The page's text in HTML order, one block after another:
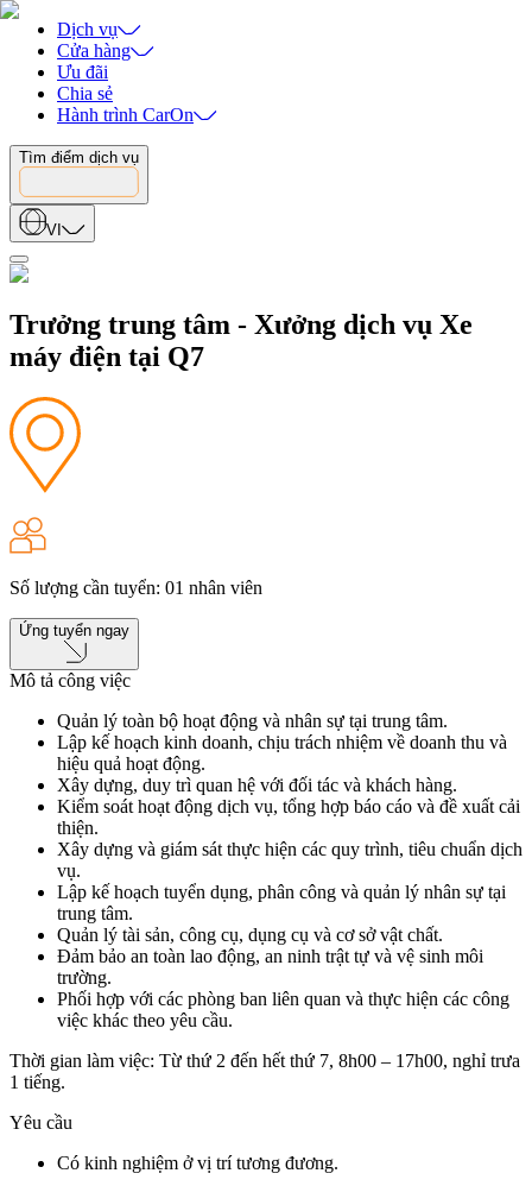
Dịch vụ
Cửa hàng
Ưu đãi
Chia sẻ
Hành trình CarOn
Tìm điểm dịch vụ
VI
Trưởng trung tâm - Xưởng dịch vụ Xe
máy điện tại Q7
Số lượng cần tuyển: 01 nhân viên
Ứng tuyển ngay
Mô tả công việc
Quản lý toàn bộ hoạt động và nhân sự tại trung tâm.
Lập kế hoạch kinh doanh, chịu trách nhiệm về doanh thu và
hiệu quả hoạt động.
Xây dựng, duy trì quan hệ với đối tác và khách hàng.
Kiểm soát hoạt động dịch vụ, tổng hợp báo cáo và đề xuất cải
thiện.
Xây dựng và giám sát thực hiện các quy trình, tiêu chuẩn dịch
vụ.
Lập kế hoạch tuyển dụng, phân công và quản lý nhân sự tại
trung tâm.
Quản lý tài sản, công cụ, dụng cụ và cơ sở vật chất.
Đảm bảo an toàn lao động, an ninh trật tự và vệ sinh môi
trường.
Phối hợp với các phòng ban liên quan và thực hiện các công
việc khác theo yêu cầu.
Thời gian làm việc: Từ thứ 2 đến hết thứ 7, 8h00 – 17h00, nghỉ trưa
1 tiếng.
Yêu cầu
Có kinh nghiệm ở vị trí tương đương.